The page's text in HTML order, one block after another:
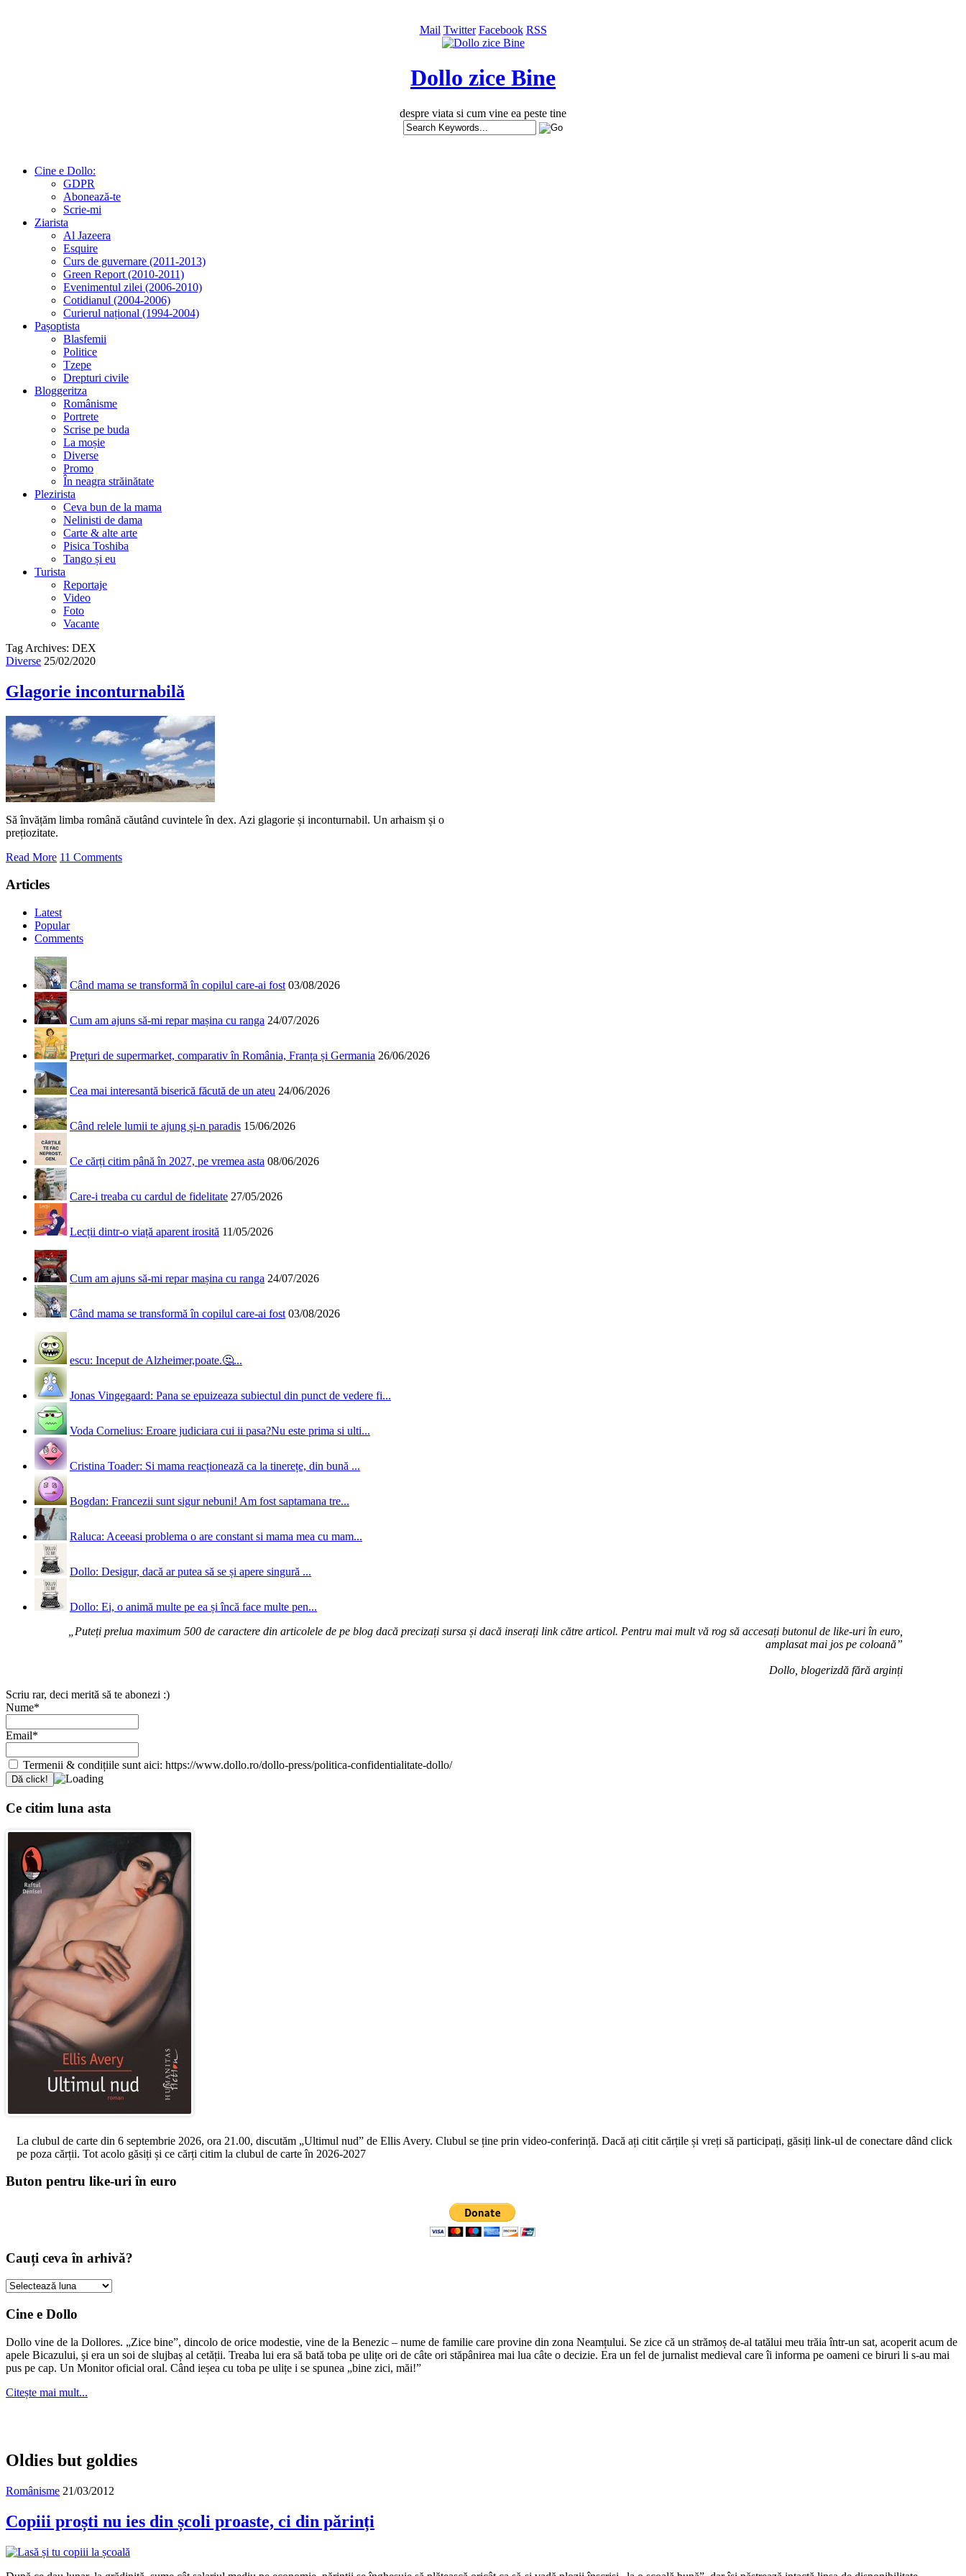
Mail Twitter Facebook RSS
Dollo zice Bine
despre viata si cum vine ea peste tine
Cine e Dollo:
GDPR
Abonează-te
Scrie-mi
Ziarista
Al Jazeera
Esquire
Curs de guvernare (2011-2013)
Green Report (2010-2011)
Evenimentul zilei (2006-2010)
Cotidianul (2004-2006)
Curierul național (1994-2004)
Pașoptista
Blasfemii
Politice
Tzepe
Drepturi civile
Bloggeritza
Românisme
Portrete
Scrise pe buda
La moșie
Diverse
Promo
În neagra străinătate
Plezirista
Ceva bun de la mama
Nelinisti de dama
Carte & alte arte
Pisica Toshiba
Tango și eu
Turista
Reportaje
Video
Foto
Vacante
Tag Archives: DEX
Diverse 25/02/2020
Glagorie inconturnabilă
Să învățăm limba română căutând cuvintele în dex. Azi glagorie și inconturnabil. Un arhaism și o
prețiozitate.
Read More 11 Comments
Articles
Latest
Popular
Comments
Când mama se transformă în copilul care-ai fost 03/08/2026
Cum am ajuns să-mi repar mașina cu ranga 24/07/2026
Prețuri de supermarket, comparativ în România, Franța și Germania 26/06/2026
Cea mai interesantă biserică făcută de un ateu 24/06/2026
Când relele lumii te ajung și-n paradis 15/06/2026
Ce cărți citim până în 2027, pe vremea asta 08/06/2026
Care-i treaba cu cardul de fidelitate 27/05/2026
Lecții dintr-o viață aparent irosită 11/05/2026
Cum am ajuns să-mi repar mașina cu ranga 24/07/2026
Când mama se transformă în copilul care-ai fost 03/08/2026
escu: Inceput de Alzheimer,poate.🤔...
Jonas Vingegaard: Pana se epuizeaza subiectul din punct de vedere fi...
Voda Cornelius: Eroare judiciara cui ii pasa?Nu este prima si ulti...
Cristina Toader: Si mama reacționează ca la tinerețe, din bună ...
Bogdan: Francezii sunt sigur nebuni! Am fost saptamana tre...
Raluca: Aceeasi problema o are constant si mama mea cu mam...
Dollo: Desigur, dacă ar putea să se și apere singură ...
Dollo: Ei, o animă multe pe ea și încă face multe pen...
„Puteți prelua maximum 500 de caractere din articolele de pe blog dacă precizați sursa și dacă inserați link către articol. Pentru mai mult vă rog să accesați butonul de like-uri în euro,
amplasat mai jos pe coloană”
Dollo, blogerizdă fără arginți
Scriu rar, deci merită să te abonezi :)
Nume*
Email*
Termenii & condițiile sunt aici: https://www.dollo.ro/dollo-press/politica-confidentialitate-dollo/
Ce citim luna asta
La clubul de carte din 6 septembrie 2026, ora 21.00, discutăm „Ultimul nud” de Ellis Avery. Clubul se ține prin video-conferință. Dacă ați citit cărțile și vreți să participați, găsiți link-ul de conectare dând click
pe poza cărții. Tot acolo găsiți și ce cărți citim la clubul de carte în 2026-2027
Buton pentru like-uri în euro
Cauți ceva în arhivă?
Cauți
în
Cine e Dollo
Dollo vine de la Dollores. „Zice bine”, dincolo de orice modestie, vine de la Benezic – nume de familie care provine din zona Neamțului. Se zice că un strămoș de-al tatălui meu trăia într-un sat, acoperit acum de
apele Bicazului, și era un soi de slujbaș al cetății. Treaba lui era să bată toba pe ulițe ori de câte ori stăpânirea mai lua câte o decizie. Era un fel de jurnalist medieval care îi informa pe oameni ce biruri li s-au mai
pus pe cap. Un Monitor oficial oral. Când ieșea cu toba pe ulițe i se spunea „bine zici, măi!”
Citește mai mult...
Oldies but goldies
Românisme 21/03/2012
Copiii proști nu ies din școli proaste, ci din părinți